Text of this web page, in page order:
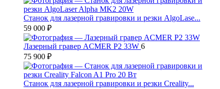
Станок для лазерной гравировки и резки AlgoLase...
59 000 ₽
Лазерный гравер ACMER P2 33W 6
75 900 ₽
Станок для лазерной гравировки и резки Creality...